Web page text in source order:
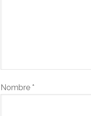
Nombre *